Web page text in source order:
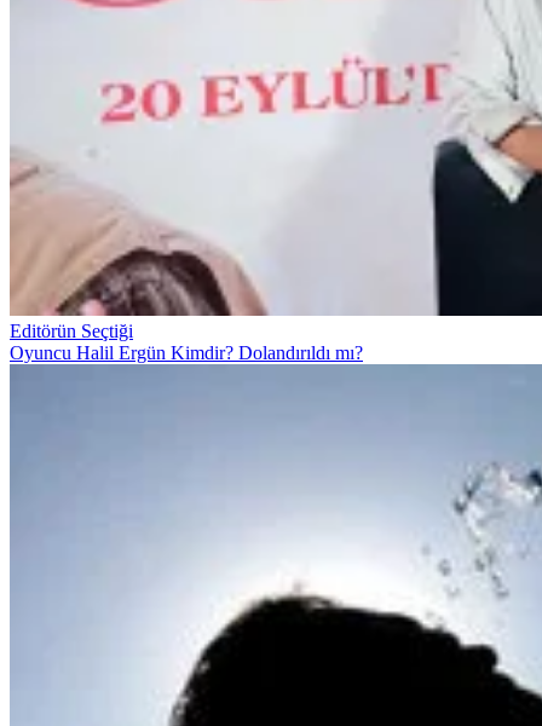
Editörün Seçtiği
Oyuncu Halil Ergün Kimdir? Dolandırıldı mı?